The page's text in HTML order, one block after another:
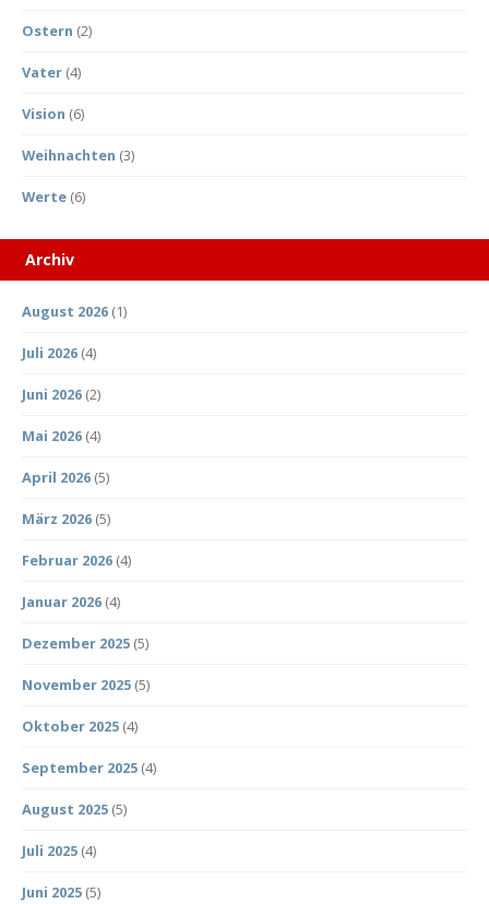
Ostern (2)
Vater (4)
Vision (6)
Weihnachten (3)
Werte (6)
Archiv
August 2026 (1)
Juli 2026 (4)
Juni 2026 (2)
Mai 2026 (4)
April 2026 (5)
März 2026 (5)
Februar 2026 (4)
Januar 2026 (4)
Dezember 2025 (5)
November 2025 (5)
Oktober 2025 (4)
September 2025 (4)
August 2025 (5)
Juli 2025 (4)
Juni 2025 (5)